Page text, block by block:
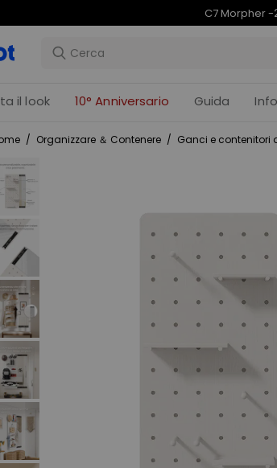
C7 Morpher
il look 10° Anniversario Guida
/ Organizzare ＆ Contenere / Ganci e contenitori